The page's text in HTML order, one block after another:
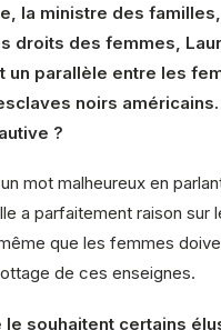
la ministre des
droits des femmes,
un parallèle entre les
noirs américains.
?
mot malheureux en
a parfaitement raison sur
que les femmes
de ces enseignes.
le souhaitent certains